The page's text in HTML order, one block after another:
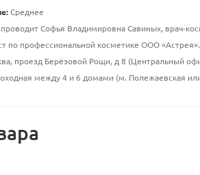
Среднее
Софья Владимировна Савиных, врач-
по профессиональной косметике ООО «Астрея».
проезд Берёзовой Рощи, д 8 (Центральный
между 4 и 6 домами (м. Полежаевская